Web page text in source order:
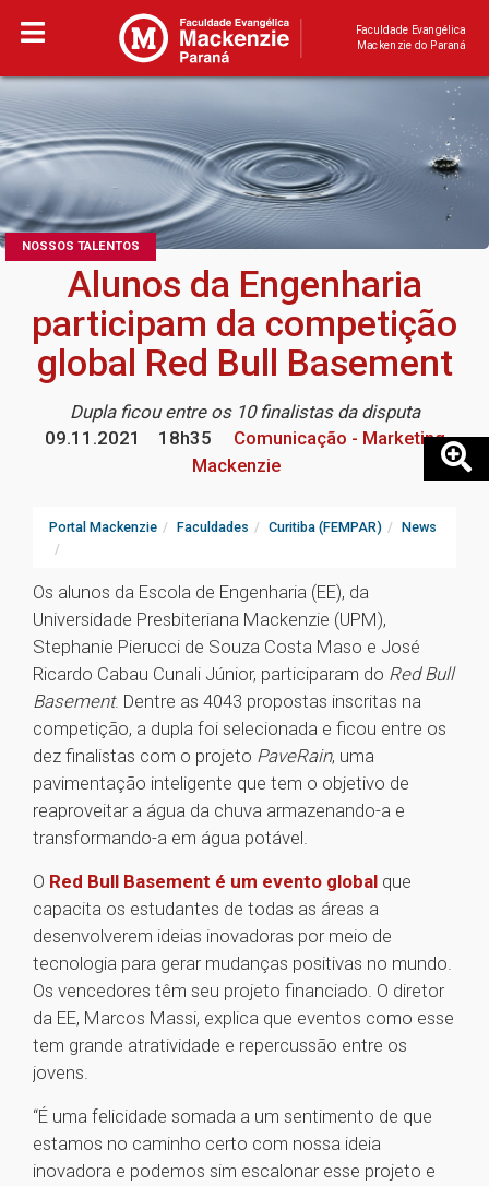
Faculdade Evangélica
Mackenzie do Paraná
NOSSOS TALENTOS
Alunos da Engenharia
participam da competição
global Red Bull Basement
Dupla ficou entre os 10 finalistas da disputa
09.11.2021
18h35
Comunicação - Marketing
Mackenzie
Portal Mackenzie Faculdades Curitiba (FEMPAR) News
Os alunos da Escola de Engenharia (EE), da
Universidade Presbiteriana Mackenzie (UPM),
Stephanie Pierucci de Souza Costa Maso e José
Ricardo Cabau Cunali Júnior, participaram do Red Bull
Basement. Dentre as 4043 propostas inscritas na
competição, a dupla foi selecionada e ficou entre os
dez finalistas com o projeto PaveRain, uma
pavimentação inteligente que tem o objetivo de
reaproveitar a água da chuva armazenando-a e
transformando-a em água potável.
O Red Bull Basement é um evento global que
capacita os estudantes de todas as áreas a
desenvolverem ideias inovadoras por meio de
tecnologia para gerar mudanças positivas no mundo.
Os vencedores têm seu projeto financiado. O diretor
da EE, Marcos Massi, explica que eventos como esse
tem grande atratividade e repercussão entre os
jovens.
“É uma felicidade somada a um sentimento de que
estamos no caminho certo com nossa ideia
inovadora e podemos sim escalonar esse projeto e